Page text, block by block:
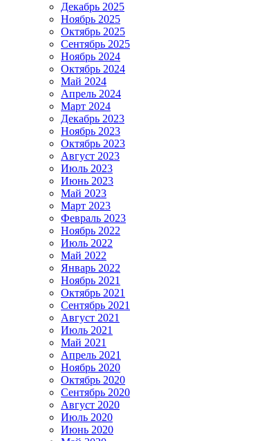
Декабрь 2025
Ноябрь 2025
Октябрь 2025
Сентябрь 2025
Ноябрь 2024
Октябрь 2024
Май 2024
Апрель 2024
Март 2024
Декабрь 2023
Ноябрь 2023
Октябрь 2023
Август 2023
Июль 2023
Июнь 2023
Май 2023
Март 2023
Февраль 2023
Ноябрь 2022
Июль 2022
Май 2022
Январь 2022
Ноябрь 2021
Октябрь 2021
Сентябрь 2021
Август 2021
Июль 2021
Май 2021
Апрель 2021
Ноябрь 2020
Октябрь 2020
Сентябрь 2020
Август 2020
Июль 2020
Июнь 2020